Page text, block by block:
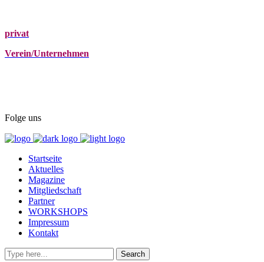
privat
Verein/Unternehmen
Folge uns
Startseite
Aktuelles
Magazine
Mitgliedschaft
Partner
WORKSHOPS
Impressum
Kontakt